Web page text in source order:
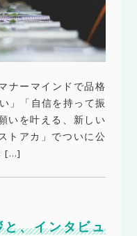
ナーマインドで品格
」「自信を持って振
いを叶える、新しい
トアカ」でついに公
[…]
、インタビュ